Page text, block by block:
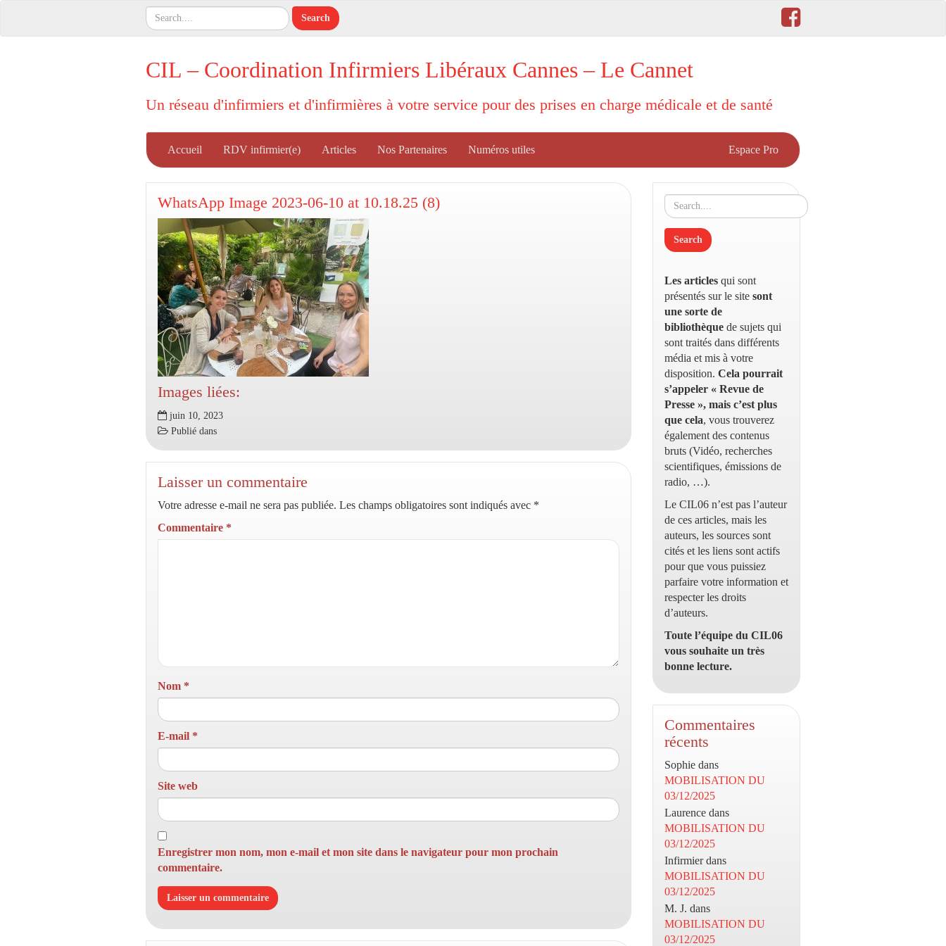
CIL – Coordination Infirmiers Libéraux Cannes – Le Cannet
Un réseau d'infirmiers et d'infirmières à votre service pour des prises en charge médicale et de santé
Accueil RDV infirmier(e) Articles Nos Partenaires Numéros utiles Espace Pro
WhatsApp Image 2023-06-10 at 10.18.25 (8)
Images liées:
juin 10, 2023
Publié dans
Laisser un commentaire
Votre adresse e-mail ne sera pas publiée. Les champs obligatoires sont indiqués avec *
Commentaire *
Nom *
E-mail *
Site web
Enregistrer mon nom, mon e-mail et mon site dans le navigateur pour mon prochain
commentaire.
Les articles qui sont
présentés sur le site sont
une sorte de
bibliothèque de sujets qui
sont traités dans différents
média et mis à votre
disposition. Cela pourrait
s’appeler « Revue de
Presse », mais c’est plus
que cela, vous trouverez
également des contenus
bruts (Vidéo, recherches
scientifiques, émissions de
radio, …).
Le CIL06 n’est pas l’auteur
de ces articles, mais les
auteurs, les sources sont
cités et les liens sont actifs
pour que vous puissiez
parfaire votre information et
respecter les droits
d’auteurs.
Toute l’équipe du CIL06
vous souhaite un très
bonne lecture.
Commentaires
récents
Sophie dans
MOBILISATION DU
03/12/2025
Laurence dans
MOBILISATION DU
03/12/2025
Infirmierdans
MOBILISATION DU
03/12/2025
M. J. dans
MOBILISATION DU
03/12/2025